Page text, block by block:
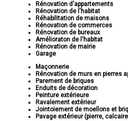
Rénovation d'appartements
Rénovation de l'habitat
Réhabilitation de maisons
Rénovation de commerces
Rénovation de bureaux
Amélioraton de l'habitat
Rénovation de mairie
Garage
Maçonnerie
Rénovation de murs en pierres
Parement de briques
Enduits de décoration
Peinture extérieure
Ravalement extérieur
Jointoiement de moellons et
Pavage extérieur (pierre,